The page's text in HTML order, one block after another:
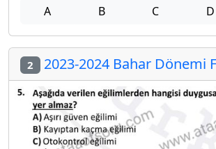
A B C D
2 2023-2024 Bahar Dönemi